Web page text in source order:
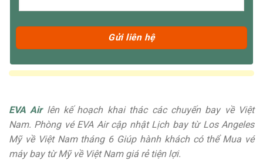
EVA Airlên kế hoạch khai thác các chuyến bay về Việt
Nam. Phòng vé EVA Air cập nhật Lịch bay từ Los Angeles
Mỹ về Việt Nam tháng 6 Giúp hành khách có thể Mua vé
máy bay từ Mỹ về Việt Nam giá rẻ tiện lợi.